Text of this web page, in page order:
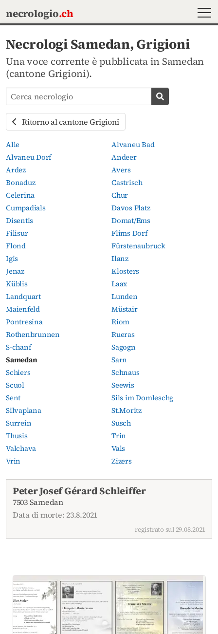
necrologio.ch
Necrologi Samedan, Grigioni
Una voce corrente è pubblicata in Samedan
(cantone Grigioni).
Cerca avvisi mortuari
Cerca
Ritorno al cantone Grigioni
Alle
Alvaneu Bad
Alvaneu Dorf
Andeer
Ardez
Avers
Bonaduz
Castrisch
Celerina
Chur
Cumpadials
Davos Platz
Disentis
Domat/Ems
Filisur
Flims Dorf
Flond
Fürstenaubruck
Igis
Ilanz
Jenaz
Klosters
Küblis
Laax
Landquart
Lunden
Maienfeld
Müstair
Pontresina
Riom
Rothenbrunnen
Rueras
S-chanf
Sagogn
Samedan
Sarn
Schiers
Schnaus
Scuol
Seewis
Sent
Sils im Domleschg
Silvaplana
St.Moritz
Surrein
Susch
Thusis
Trin
Valchava
Vals
Vrin
Zizers
Necrologi attuali
Peter Josef Gérard Schleiffer
7503 Samedan
Data di morte: 23.8.2021
registrato sul 29.08.2021